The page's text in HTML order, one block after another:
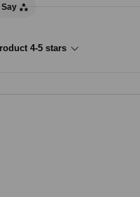
4-5 stars